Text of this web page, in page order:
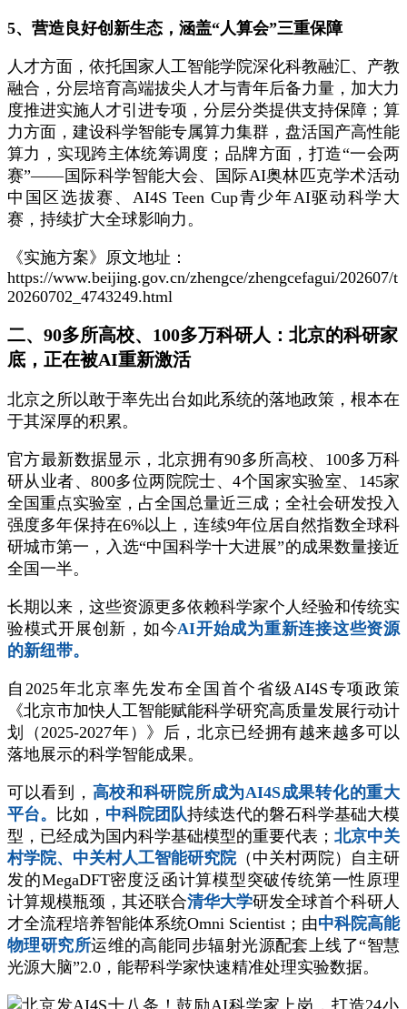
5、营造良好创新生态，涵盖“人算会”三重保障
人才方面，依托国家人工智能学院深化科教融汇、产教
融合，分层培育高端拔尖人才与青年后备力量，加大力
度推进实施人才引进专项，分层分类提供支持保障；算
力方面，建设科学智能专属算力集群，盘活国产高性能
算力，实现跨主体统筹调度；品牌方面，打造“一会两
赛”——国际科学智能大会、国际AI奥林匹克学术活动
中国区选拔赛、AI4S Teen Cup青少年AI驱动科学大
赛，持续扩大全球影响力。
《实施方案》原文地址：
https://www.beijing.gov.cn/zhengce/zhengcefagui/202607/t
20260702_4743249.html
二、90多所高校、100多万科研人：北京的科研家
底，正在被AI重新激活
北京之所以敢于率先出台如此系统的落地政策，根本在
于其深厚的积累。
官方最新数据显示，北京拥有90多所高校、100多万科
研从业者、800多位两院院士、4个国家实验室、145家
全国重点实验室，占全国总量近三成；全社会研发投入
强度多年保持在6%以上，连续9年位居自然指数全球科
研城市第一，入选“中国科学十大进展”的成果数量接近
全国一半。
长期以来，这些资源更多依赖科学家个人经验和传统实
验模式开展创新，如今AI开始成为重新连接这些资源
的新纽带。
自2025年北京率先发布全国首个省级AI4S专项政策
《北京市加快人工智能赋能科学研究高质量发展行动计
划（2025-2027年）》后，北京已经拥有越来越多可以
落地展示的科学智能成果。
可以看到， 高校和科研院所成为AI4S成果转化的重大
平台。
比如， 中科院团队持续迭代的磐石科学基础大模
型，已经成为国内科学基础模型的重要代表； 北京中关
村学院、中关村人工智能研究院（中关村两院）自主研
发的MegaDFT密度泛函计算模型突破传统第一性原理
计算规模瓶颈，其还联合清华大学研发全球首个科研人
才全流程培养智能体系统Omni Scientist；由中科院高能
物理研究所运维的高能同步辐射光源配套上线了“智慧
光源大脑”2.0，能帮科学家快速精准处理实验数据。